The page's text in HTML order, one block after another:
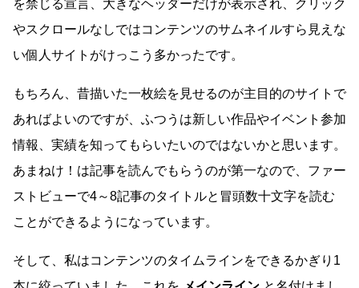
を禁じる宣言、大きなヘッダーだけが表示され、クリック
やスクロールなしではコンテンツのサムネイルすら見えな
い個人サイトがけっこう多かったです。
もちろん、昔描いた一枚絵を見せるのが主目的のサイトで
あればよいのですが、ふつうは新しい作品やイベント参加
情報、実績を知ってもらいたいのではないかと思います。
あまねけ！は記事を読んでもらうのが第一なので、ファー
ストビューで4～8記事のタイトルと冒頭数十文字を読む
ことができるようになっています。
そして、私はコンテンツのタイムラインをできるかぎり1